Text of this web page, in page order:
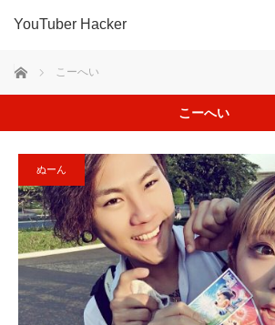
YouTuber Hacker
ホーム こーへい
こーへい
ぬーん